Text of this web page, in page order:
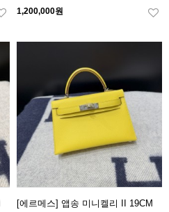
1,200,000원
[에르메스] 앱송 미니켈리 II 19CM